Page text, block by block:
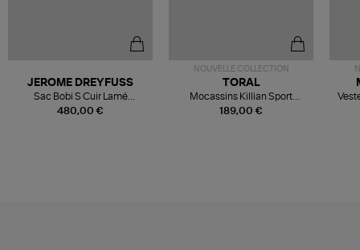
480,00 €
JEROME DREYFUSS
Sac Bobi S Cuir Lamé
Champagne
NOUVELLE COLLECTION
189,00 €
TORAL
Mocassins Killian Sport
Mousse